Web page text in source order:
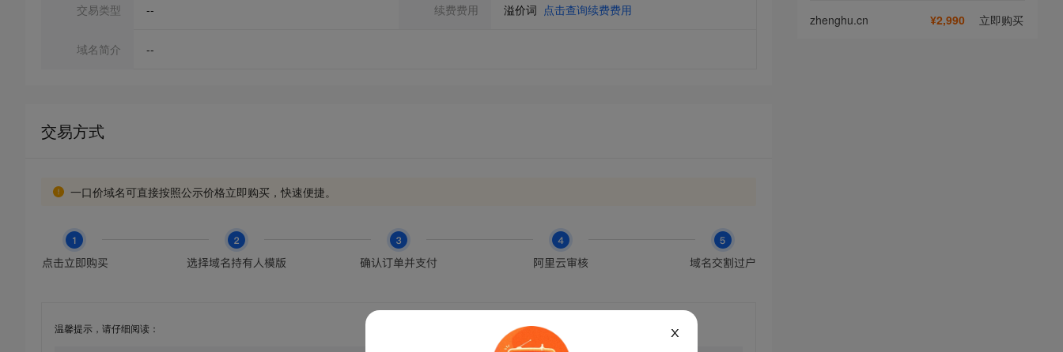
交易类型 -- 续费费用 溢价词 点击查询续费费用
域名简介 --
交易方式
一口价域名可直接按照公示价格立即购买，快速便捷。
温馨提示，请仔细阅读：
zhenghu.cn ¥2,990 立即购买
X